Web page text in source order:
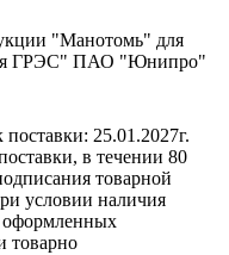
"Манотомь" для
ГРЭС" ПАО "Юнипро"
25.01.2027г.
в течении 80
товарной
условии наличия
оформленных
товарно